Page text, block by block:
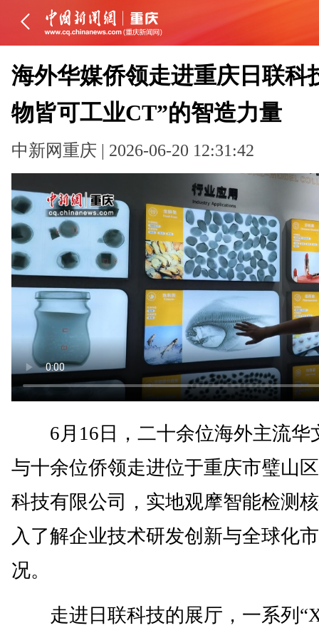
海外华媒侨领走进重庆日联科
物皆可工业CT”的智造力量
中新网重庆 | 2026-06-20 12:31:42
6月16日，二十余位海外主流华
与十余位侨领走进位于重庆市璧山
科技有限公司，实地观摩智能检测
入了解企业技术研发创新与全球化
况。
走进日联科技的展厅，一系列